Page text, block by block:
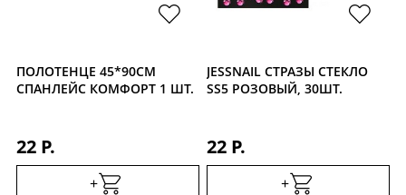
ПОЛОТЕНЦЕ 45*90СМ
СПАНЛЕЙС КОМФОРТ 1 ШТ.
22 Р.
+
JESSNAIL СТРАЗЫ СТЕКЛО
SS5 РОЗОВЫЙ, 30ШТ.
22 Р.
+